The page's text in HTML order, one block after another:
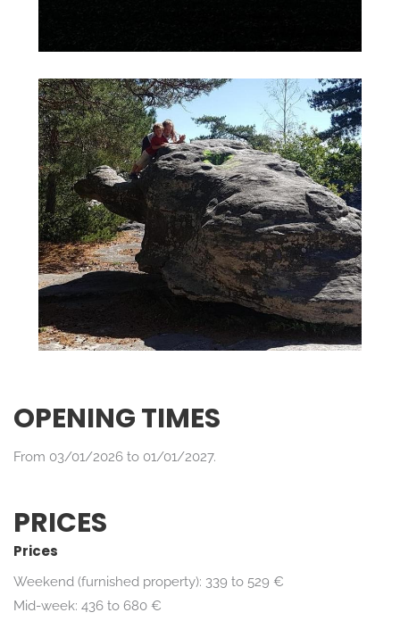
OPENING TIMES
From 03/01/2026 to 01/01/2027.
PRICES
Prices
Weekend (furnished property): 339 to 529 €
Mid-week: 436 to 680 €